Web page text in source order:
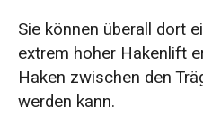
Sie können überall dort
extrem hoher Hakenlift
Haken zwischen den
werden kann.